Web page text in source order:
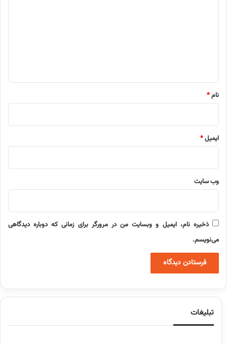
نام*
ایمیل*
وب‌ سایت
ذخیره نام، ایمیل و وبسایت من در مرورگر برای زمانی که دوباره دیدگاهی
می‌نویسم.
تبلیغات